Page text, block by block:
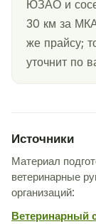
ЮЗАО и
30 км за
же прайсу;
уточнит по
Источники
Материал
ветеринарные
организаций:
Ветеринарный